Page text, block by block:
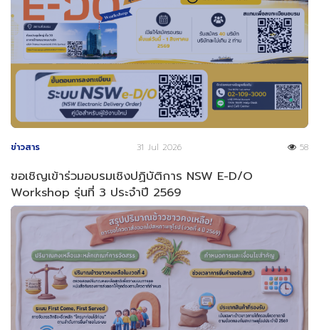
ข่าวสาร 31 Jul 2026 58
ขอเชิญเข้าร่วมอบรมเชิงปฏิบัติการ NSW E-D/O
Workshop รุ่นที่ 3 ประจำปี 2569